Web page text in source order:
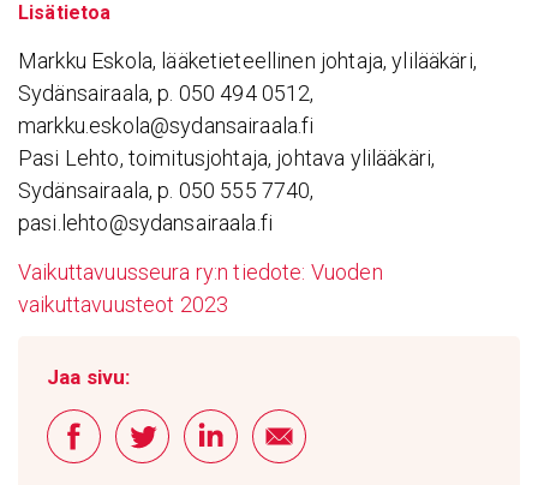
Lisätietoa
Markku Eskola, lääketieteellinen johtaja, ylilääkäri,
Sydänsairaala, p. 050 494 0512,
markku.eskola@sydansairaala.fi
Pasi Lehto, toimitusjohtaja, johtava ylilääkäri,
Sydänsairaala, p. 050 555 7740,
pasi.lehto@sydansairaala.fi
Vaikuttavuusseura ry:n tiedote: Vuoden
vaikuttavuusteot 2023
Jaa sivu: